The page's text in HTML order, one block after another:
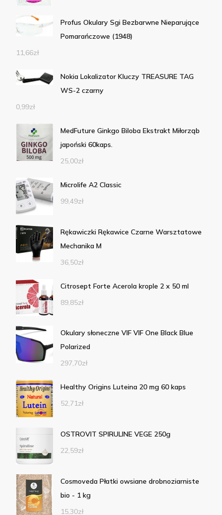
Profus Okulary Sgi Bezbarwne Nieparujące
Pomarańczowe (1948)
11,66zł
Nokia Lokalizator Kluczy TREASURE TAG
WS-2 czarny
0,99zł
MedFuture Ginkgo Biloba Ekstrakt Miłorząb
japoński 60kaps.
25,00zł
Microlife A2 Classic
99,49zł
Rękawiczki Rękawice Czarne Warsztatowe
Mechanika M
36,50zł
Citrosept Forte Acerola krople 2 x 50 ml
89,85zł
Okulary słoneczne VIF VIF One Black Blue
Polarized
297,70zł
Healthy Origins Luteina 20 mg 60 kaps
52,71zł
OSTROVIT SPIRULINE VEGE 250g
22,59zł
Cosmoveda Płatki owsiane drobnoziarniste
bio - 1 kg
15,30zł